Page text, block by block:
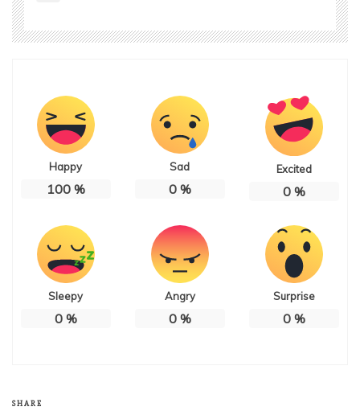
Happy
100%
Sad
0%
Excited
0%
Sleepy
0%
Angry
0%
Surprise
0%
SHARE